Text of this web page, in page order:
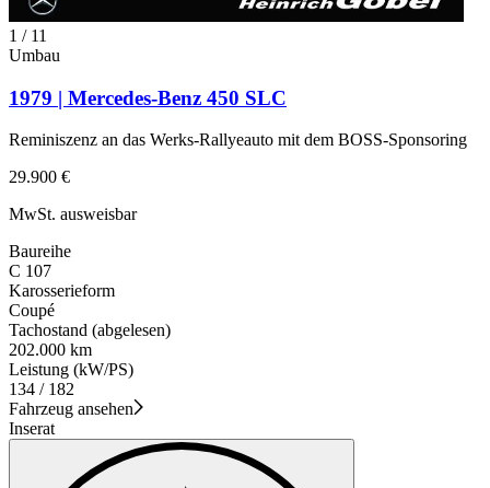
1 / 11
Umbau
1979 | Mercedes-Benz 450 SLC
Reminiszenz an das Werks-Rallyeauto mit dem BOSS-Sponsoring
29.900 €
MwSt. ausweisbar
Baureihe
C 107
Karosserieform
Coupé
Tachostand (abgelesen)
202.000 km
Leistung (kW/PS)
134 / 182
Fahrzeug ansehen
Inserat